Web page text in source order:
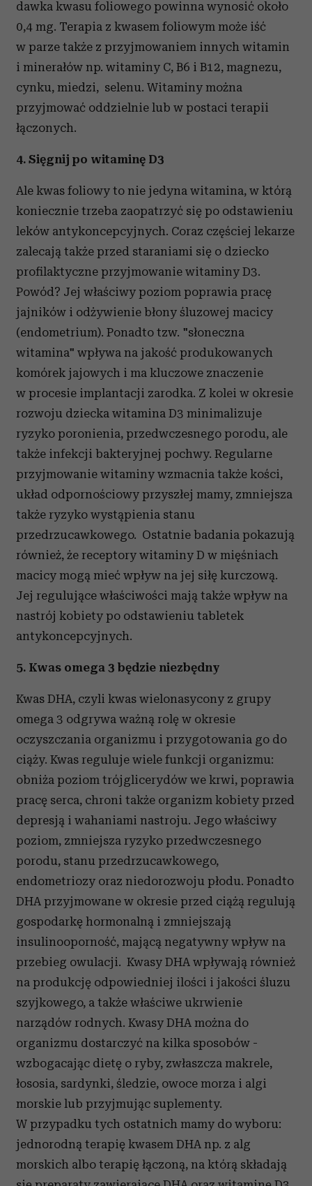
otrzymanymi od Ciebie lub uzyskanymi podczas
korzystania z ich usług.
dawka kwasu foliowego powinna wynosić około
0,4 mg. Terapia z kwasem foliowym może iść
w parze także z przyjmowaniem innych witamin
i minerałów np. witaminy C, B6 i B12, magnezu,
cynku, miedzi, selenu. Witaminy można
przyjmować oddzielnie lub w postaci terapii
łączonych.
4. Sięgnij po witaminę D3
Ale kwas foliowy to nie jedyna witamina, w którą
koniecznie trzeba zaopatrzyć się po odstawieniu
leków antykoncepcyjnych. Coraz częściej lekarze
zalecają także przed staraniami się o dziecko
profilaktyczne przyjmowanie witaminy D3.
Powód? Jej właściwy poziom poprawia pracę
jajników i odżywienie błony śluzowej macicy
(endometrium). Ponadto tzw. "słoneczna
witamina" wpływa na jakość produkowanych
komórek jajowych i ma kluczowe znaczenie
w procesie implantacji zarodka. Z kolei w okresie
rozwoju dziecka witamina D3 minimalizuje
ryzyko poronienia, przedwczesnego porodu, ale
także infekcji bakteryjnej pochwy. Regularne
przyjmowanie witaminy wzmacnia także kości,
układ odpornościowy przyszłej mamy, zmniejsza
także ryzyko wystąpienia stanu
przedrzucawkowego. Ostatnie badania pokazują
również, że receptory witaminy D w mięśniach
macicy mogą mieć wpływ na jej siłę kurczową.
Jej regulujące właściwości mają także wpływ na
nastrój kobiety po odstawieniu tabletek
antykoncepcyjnych.
5. Kwas omega 3 będzie niezbędny
Kwas DHA, czyli kwas wielonasycony z grupy
omega 3 odgrywa ważną rolę w okresie
oczyszczania organizmu i przygotowania go do
ciąży. Kwas reguluje wiele funkcji organizmu:
obniża poziom trójglicerydów we krwi, poprawia
pracę serca, chroni także organizm kobiety przed
depresją i wahaniami nastroju. Jego właściwy
poziom, zmniejsza ryzyko przedwczesnego
porodu, stanu przedrzucawkowego,
endometriozy oraz niedorozwoju płodu. Ponadto
DHA przyjmowane w okresie przed ciążą regulują
gospodarkę hormonalną i zmniejszają
insulinooporność, mającą negatywny wpływ na
przebieg owulacji. Kwasy DHA wpływają również
na produkcję odpowiedniej ilości i jakości śluzu
szyjkowego, a także właściwe ukrwienie
narządów rodnych. Kwasy DHA można do
organizmu dostarczyć na kilka sposobów -
wzbogacając dietę o ryby, zwłaszcza makrele,
łososia, sardynki, śledzie, owoce morza i algi
morskie lub przyjmując suplementy.
W przypadku tych ostatnich mamy do wyboru:
jednorodną terapię kwasem DHA np. z alg
morskich albo terapię łączoną, na którą składają